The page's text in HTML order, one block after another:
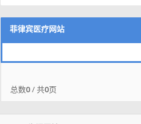
菲律宾医疗网站
总数0/ 共0页